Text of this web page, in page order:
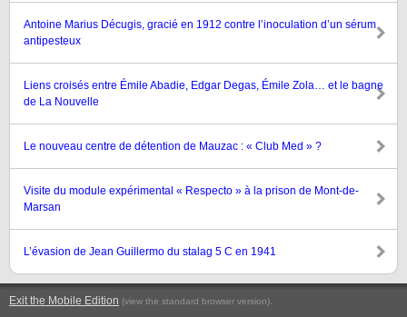
Antoine Marius Décugis, gracié en 1912 contre l’inoculation d’un sérum
antipesteux
Liens croisés entre Émile Abadie, Edgar Degas, Émile Zola… et le bagne
de La Nouvelle
Le nouveau centre de détention de Mauzac : « Club Med » ?
Visite du module expérimental « Respecto » à la prison de Mont-de-
Marsan
L’évasion de Jean Guillermo du stalag 5 C en 1941
Exit the Mobile Edition (view the standard browser version).